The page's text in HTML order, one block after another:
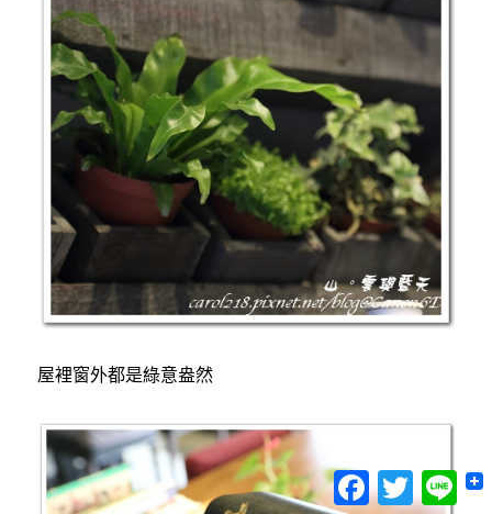
屋裡窗外都是綠意盎然
Facebook
Twitter